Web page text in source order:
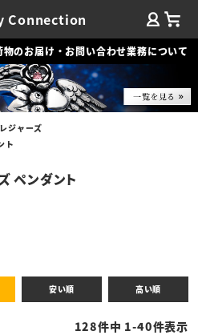
Connection
物のお届け・お問い合わせ業務について
ジャーズ
ト
ペンダント
安い順 高い順
128件中 1-40件表示